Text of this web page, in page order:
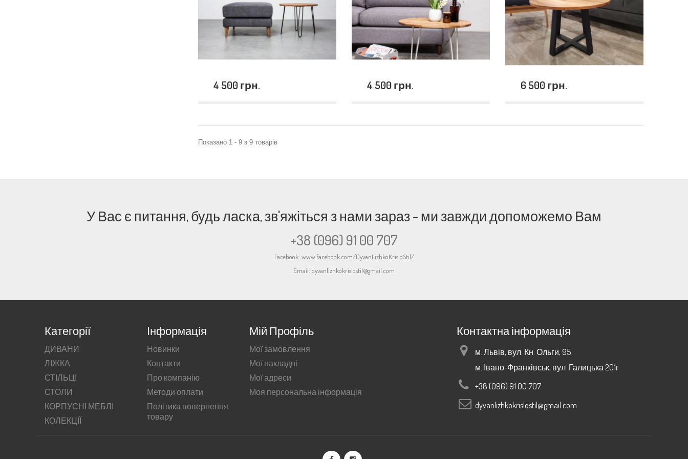
4 500 грн. 4 500 грн. 6 500 грн.
Показано 1 - 9 з 9 товарів
У Вас є питання, будь ласка, зв'яжіться з нами зараз - ми завжди допоможемо Вам
+38 (096) 91 00 707
Facebook: www.facebook.com/DyvanLizhkoKrisloStil/
Email: dyvanlizhkokrislostil@gmail.com
Категорії
ДИВАНИ
ЛІЖКА
СТІЛЬЦІ
СТОЛИ
КОРПУСНІ МЕБЛІ
КОЛЕКЦІЇ
Інформація
Новинки
Контакти
Про компанію
Методи оплати
Політика повернення
товару
Мій Профіль
Мої замовлення
Мої накладні
Мої адреси
Моя персональна інформація
Контактна інформація
м. Львів, вул. Кн. Ольги, 95
м. Івано-Франківськ, вул. Галицька 201г
+38 (096) 91 00 707
dyvanlizhkokrislostil@gmail.com